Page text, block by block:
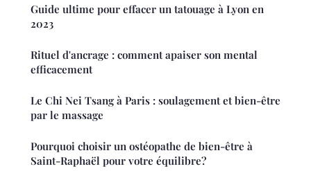
Guide ultime pour effacer un tatouage à Lyon en
2023
Rituel d'ancrage : comment apaiser son mental
efficacement
Le Chi Nei Tsang à Paris : soulagement et bien-être
par le massage
Pourquoi choisir un ostéopathe de bien-être à
Saint-Raphaël pour votre équilibre?